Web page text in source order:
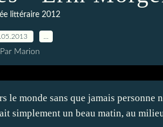
littéraire 2012
Par Marion
monde sans que jamais personne
simplement un beau matin, au